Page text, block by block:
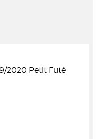
2020 Petit Futé